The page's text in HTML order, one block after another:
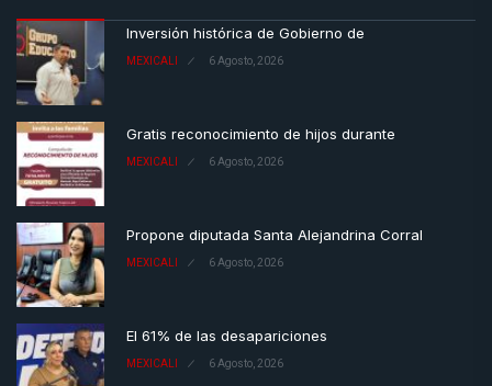
Inversión histórica de Gobierno de
MEXICALI 6 Agosto, 2026
Gratis reconocimiento de hijos durante
MEXICALI 6 Agosto, 2026
Propone diputada Santa Alejandrina Corral
MEXICALI 6 Agosto, 2026
El 61% de las desapariciones
MEXICALI 6 Agosto, 2026